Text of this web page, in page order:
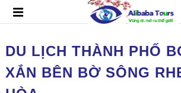
DU LỊCH THÀNH PHỐ
XẮN BÊN BỜ SÔNG